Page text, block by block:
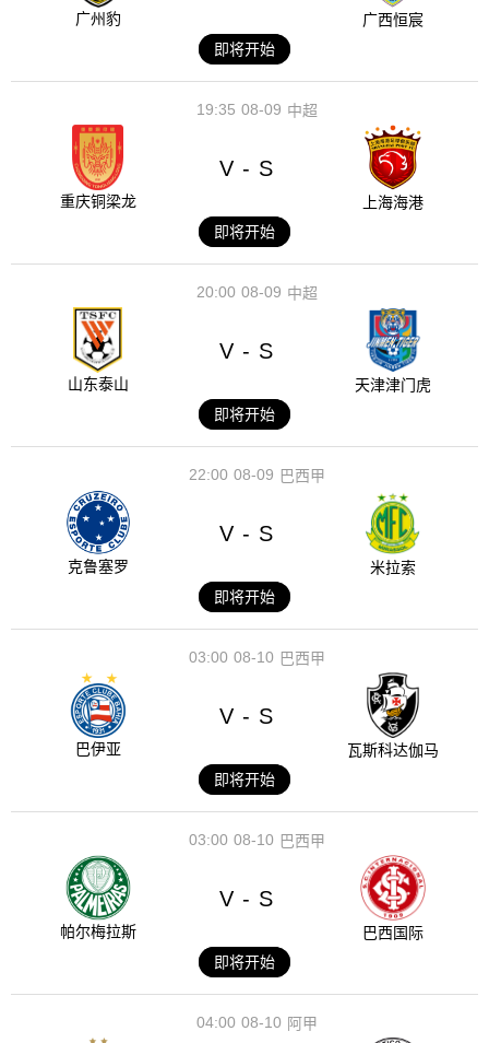
广州豹
广西恒宸
即将开始
08-09
19:35 中超
重庆铜梁龙
V - S
上海海港
即将开始
08-09
20:00 中超
山东泰山
V - S
天津津门虎
即将开始
08-09
22:00 巴西甲
克鲁塞罗
V - S
米拉索
即将开始
08-10
03:00 巴西甲
巴伊亚
V - S
瓦斯科达伽马
即将开始
08-10
03:00 巴西甲
帕尔梅拉斯
V - S
巴西国际
即将开始
08-10
04:00 阿甲